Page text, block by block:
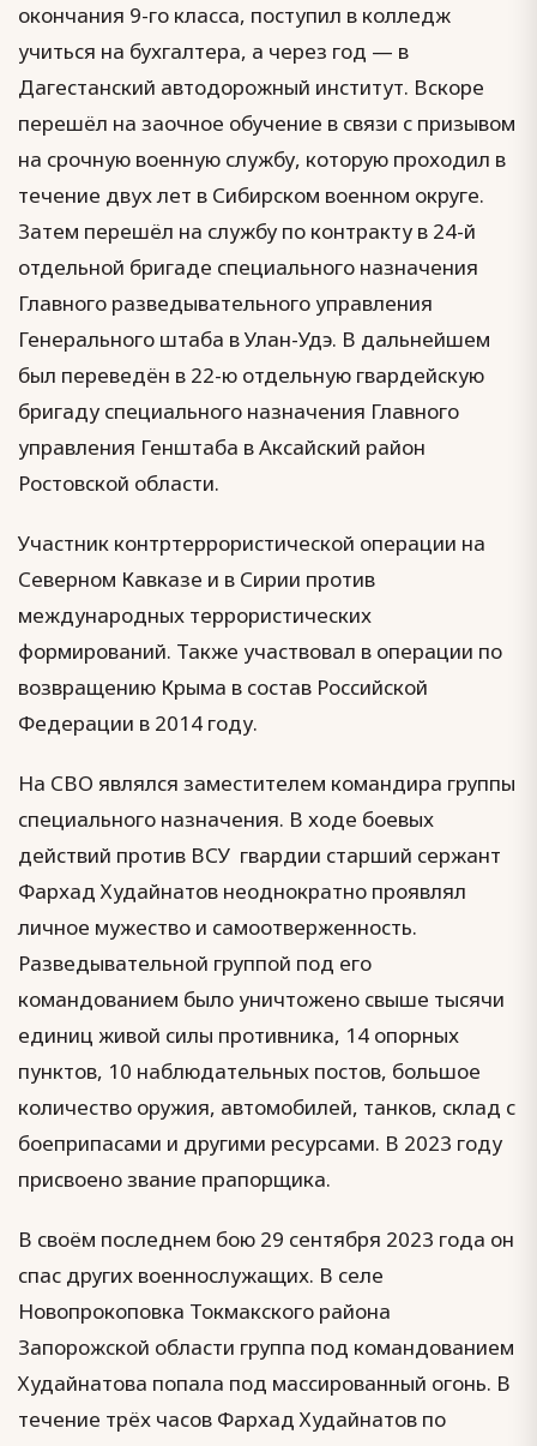
окончания 9-го класса, поступил в колледж
учиться на бухгалтера, а через год — в
Дагестанский автодорожный институт. Вскоре
перешёл на заочное обучение в связи с призывом
на срочную военную службу, которую проходил в
течение двух лет в Сибирском военном округе.
Затем перешёл на службу по контракту в 24-й
отдельной бригаде специального назначения
Главного разведывательного управления
Генерального штаба в Улан-Удэ. В дальнейшем
был переведён в 22-ю отдельную гвардейскую
бригаду специального назначения Главного
управления Генштаба в Аксайский район
Ростовской области.
Участник контртеррористической операции на
Северном Кавказе и в Сирии против
международных террористических
формирований. Также участвовал в операции по
возвращению Крыма в состав Российской
Федерации в 2014 году.
На СВО являлся заместителем командира группы
специального назначения. В ходе боевых
действий против ВСУ гвардии старший сержант
Фархад Худайнатов неоднократно проявлял
личное мужество и самоотверженность.
Разведывательной группой под его
командованием было уничтожено свыше тысячи
единиц живой силы противника, 14 опорных
пунктов, 10 наблюдательных постов, большое
количество оружия, автомобилей, танков, склад с
боеприпасами и другими ресурсами. В 2023 году
присвоено звание прапорщика.
В своём последнем бою 29 сентября 2023 года он
спас других военнослужащих. В селе
Новопрокоповка Токмакского района
Запорожской области группа под командованием
Худайнатова попала под массированный огонь. В
течение трёх часов Фархад Худайнатов по